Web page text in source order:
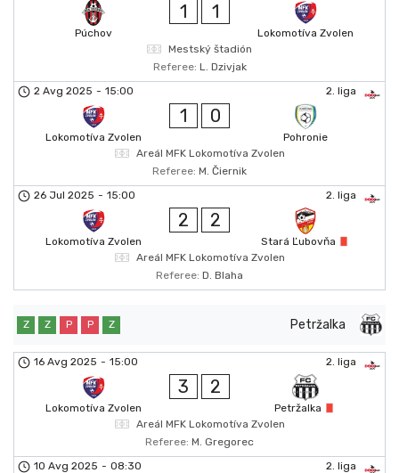
Púchov
1 1
Lokomotíva Zvolen
Mestský štadión
Referee: L. Dzivjak
2. liga
2 Avg 2025 - 15:00
Lokomotíva Zvolen
1 0
Pohronie
Areál MFK Lokomotíva Zvolen
Referee: M. Čiernik
2. liga
26 Jul 2025 - 15:00
Lokomotíva Zvolen
2 2
Stará Ľubovňa
Areál MFK Lokomotíva Zvolen
Referee: D. Blaha
Petržalka
Z Z P P Z
2. liga
16 Avg 2025 - 15:00
Lokomotíva Zvolen
3 2
Petržalka
Areál MFK Lokomotíva Zvolen
Referee: M. Gregorec
2. liga
10 Avg 2025 - 08:30